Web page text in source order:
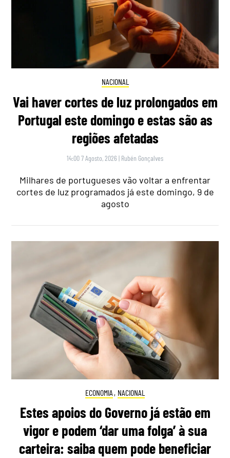
NACIONAL
Vai haver cortes de luz prolongados em
Portugal este domingo e estas são as
regiões afetadas
14:00 7 Agosto, 2026 | Rubén Gonçalves
Milhares de portugueses vão voltar a enfrentar
cortes de luz programados já este domingo, 9 de
agosto
ECONOMIA , NACIONAL
Estes apoios do Governo já estão em
vigor e podem ‘dar uma folga’ à sua
carteira: saiba quem pode beneficiar